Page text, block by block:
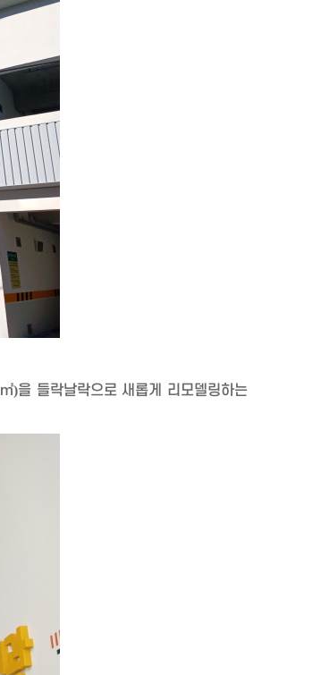
㎡)을 들락날락으로 새롭게 리모델링하는